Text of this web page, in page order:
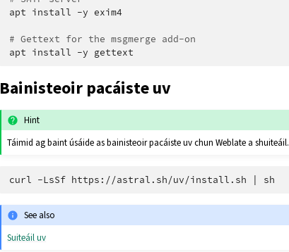
apt install -y exim4
# Gettext for the msgmerge add-on
apt install -y
Bainisteoir pacáiste uv
Hint
Táimid ag baint úsáide as bainisteoir pacáiste uv chun Weblate a shuiteáil.
curl -LsSf https://astral.sh/uv/install.sh
See also
Suiteáil uv